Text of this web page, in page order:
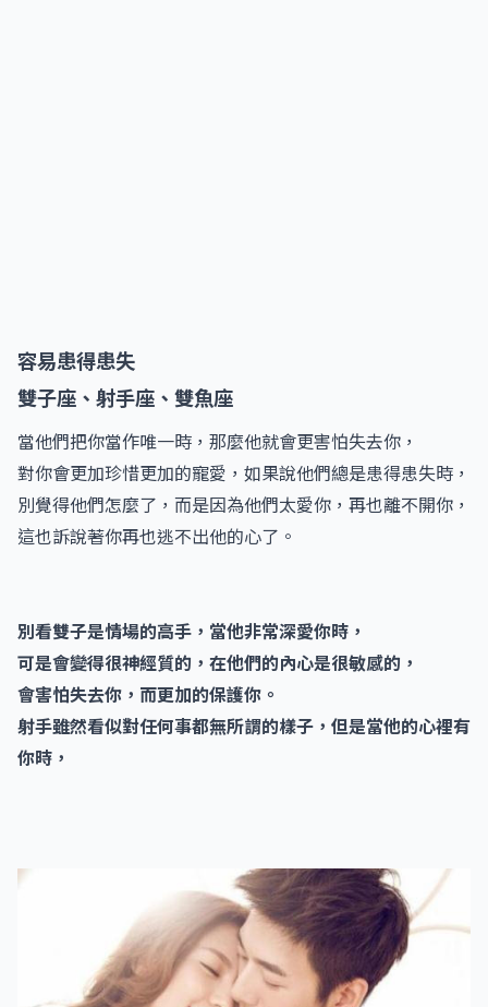
容易患得患失
雙子座、射手座、雙魚座
當他們把你當作唯一時，那麼他就會更害怕失去你，
對你會更加珍惜更加的寵愛，如果說他們總是患得患失時，
別覺得他們怎麼了，而是因為他們太愛你，再也離不開你，
這也訴說著你再也逃不出他的心了。
別看雙子是情場的高手，當他非常深愛你時，
可是會變得很神經質的，在他們的內心是很敏感的，
會害怕失去你，而更加的保護你。
射手雖然看似對任何事都無所謂的樣子，但是當他的心裡有
你時，